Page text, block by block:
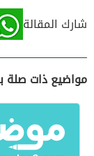
شارك المقالة
مواضيع ذات صلة